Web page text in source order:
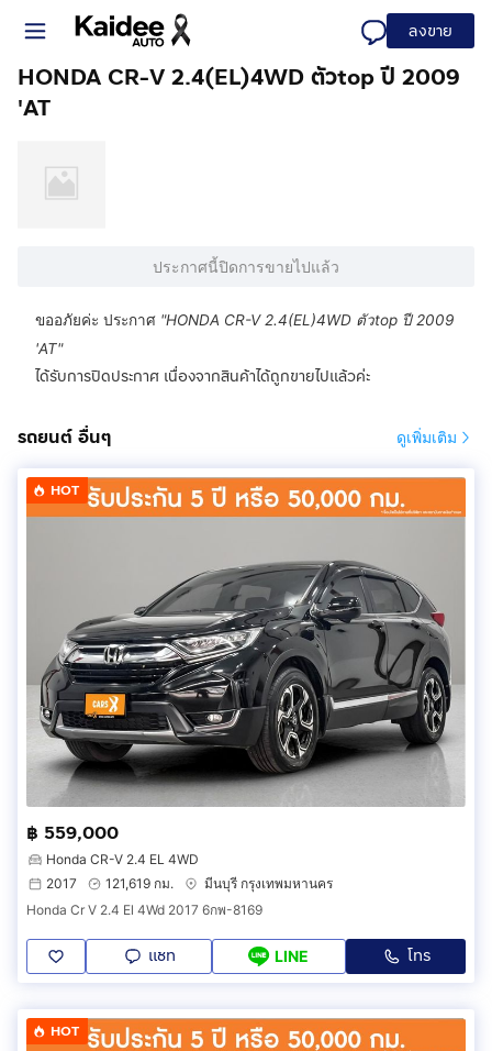
ลงขาย
HONDA CR-V 2.4(EL)4WD ตัวtop ปี 2009
'AT
ประกาศนี้ปิดการขายไปแล้ว
ขออภัยค่ะ ประกาศ "HONDA CR-V 2.4(EL)4WD ตัวtop ปี 2009
'AT"
ได้รับการปิดประกาศ เนื่องจากสินค้าได้ถูกขายไปแล้วค่ะ
รถยนต์ อื่นๆ ดูเพิ่มเติม
HOT
฿ 559,000
Honda CR-V 2.4 EL 4WD
2017
121,619 กม.
มีนบุรี กรุงเทพมหานคร
Honda Cr V 2.4 El 4Wd 2017 6กพ-8169
แชท LINE โทร
HOT